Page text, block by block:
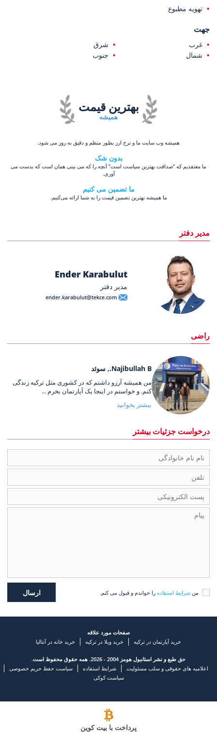
تهویه مطبوع
جهت
غرب
شرق
شمال
جنوب
همیشه
بهترین قیمت
همیشه وب سایت ما و نرخ ارز بطور منظم و دقیق به روز می شود.
بدون شک
ما معتقدیم که ”صداقت بهترین سیاست است” آنچه را که می بینی همان است که بدست می
آوری.
ما تضمین می کنیم
ما همیشه بهترین تضمین قیمت را به شما ارائه می‌کنیم.
مدیر دفتر
Ender Karabulut
مدیر دفتر
ender.karabulut@tekce.com
راضی
Najibullah B., سوئد
من همیشه آرزو داشتم که در کشوری مثل ترکیه زندگی
کنم. و خواستم در اینجا یک آپارتمان بخرم ...
بیشتر بخوانید
درخواست جزئیات بیشتر
من شرایط استفاده را خواندم و قبول می کنم.
صفحات مورد علاقه
خرید آپارتمان در ترکیه
خرید ویلا در ترکیه خرید خانه در آنتالیا
حق طبع و نشر استانبول هومز 2004 - 2026. همه حقوق محفوظ است.
اعلامیه های حقوقی و سلب مسئولیت
شرایط استفاده
سیاست حفظ حریم خصوصی
سیاست کوکی
پرداخت با بیت کوین